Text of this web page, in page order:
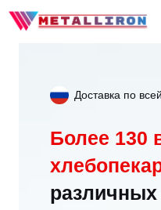
Более 130
Доставка по